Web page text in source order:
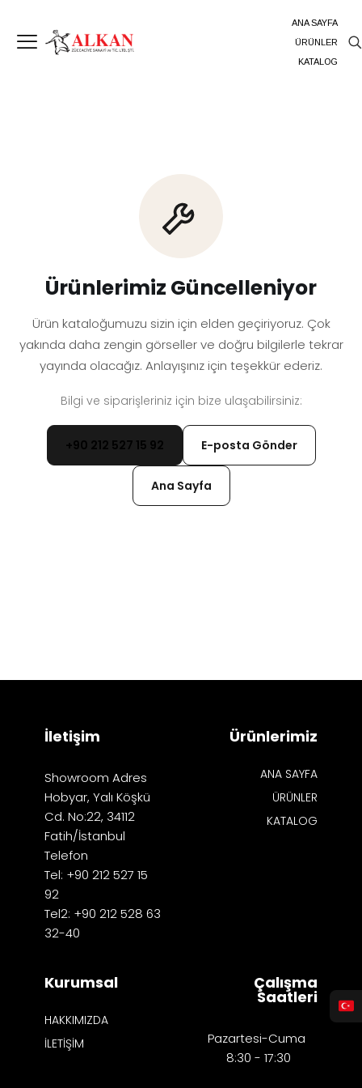
ANA SAYFA
ÜRÜNLER
KATALOG
Ürünlerimiz Güncelleniyor
Ürün kataloğumuzu sizin için elden geçiriyoruz. Çok
yakında daha zengin görseller ve doğru bilgilerle tekrar
yayında olacağız. Anlayışınız için teşekkür ederiz.
Bilgi ve siparişleriniz için bize ulaşabilirsiniz:
+90 212 527 15 92 E-posta Gönder
Ana Sayfa
İletişim
Showroom Adres
Hobyar, Yalı Köşkü
Cd. No:22, 34112
Fatih/İstanbul
Telefon
Tel: +90 212 527 15
92
Tel2: +90 212 528 63
32-40
Ürünlerimiz
ANA SAYFA
ÜRÜNLER
KATALOG
Kurumsal
HAKKIMIZDA
İLETİŞİM
Çalışma
Saatleri
Pazartesi-Cuma
8:30 - 17:30​​